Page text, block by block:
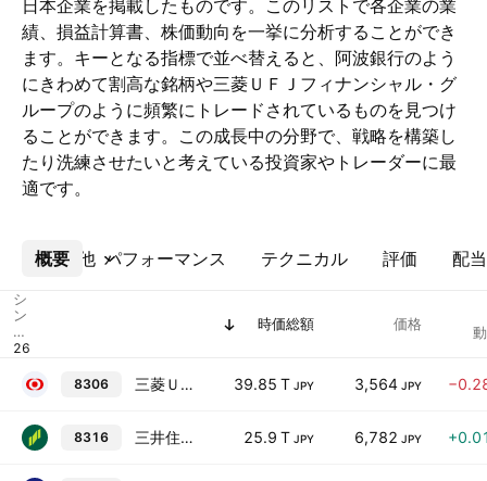
日本企業を掲載したものです。このリストで各企業の業
績、損益計算書、株価動向を一挙に分析することができ
ます。キーとなる指標で並べ替えると、阿波銀行のよう
にきわめて割高な銘柄や三菱ＵＦＪフィナンシャル・グ
ループのように頻繁にトレードされているものを見つけ
ることができます。この成長中の分野で、戦略を構築し
たり洗練させたいと考えている投資家やトレーダーに最
適です。
概要 パフォーマンス テクニカル 評価 配当
その他
シ
ン
ボ
ル
時価総額 価格
8306 三菱ＵＦＪフィナンシャル・グループ 39.85 T JPY 3,564 JPY
8316 三井住友フィナンシャルグループ 25.9 T JPY 6,782 JPY